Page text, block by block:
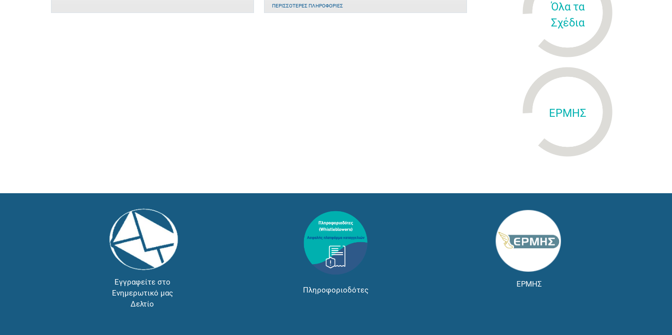
ΠΕΡΙΣΣΌΤΕΡΕΣ ΠΛΗΡΟΦΟΡΊΕΣ
Όλα τα
Σχέδια
ΕΡΜΗΣ
Εγγραφείτε στο
Ενημερωτικό μας
Δελτίο
Πληροφοριοδότες
ΕΡΜΗΣ